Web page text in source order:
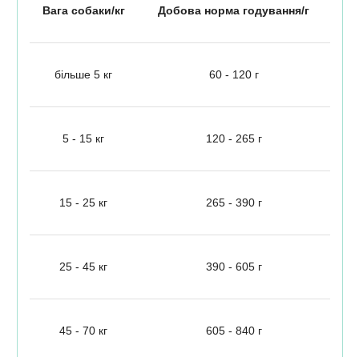
Вага собаки/кг Добова норма годування/г
більше 5 кг 60 - 120 г
5 - 15 кг 120 - 265 г
15 - 25 кг 265 - 390 г
25 - 45 кг 390 - 605 г
45 - 70 кг 605 - 840 г